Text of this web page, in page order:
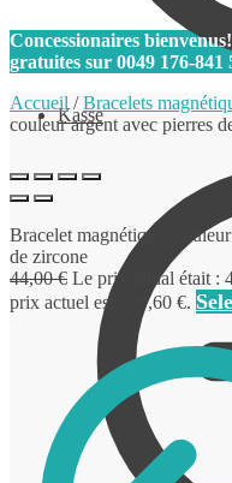
Kasse
Concessionaires
gratuites sur 0049 176-841
Accueil /Bracelets
couleur argent avec pierres
Bracelet magnétique,
de zircone
44,00€ Le prix initial était :
prix actuel est : 39,60 €.